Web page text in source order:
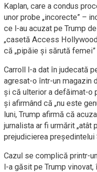
Kaplan, care a condus
unor probe „incorecte” –
ce l-au acuzat pe Trump
„casetă Access
că „pipăie şi sărută
Carroll l-a dat în judecată
agresat-o într-un magazin
şi că ulterior a defăimat-o
şi afirmând că „nu este
luni, Trump afirmă că
jurnalista ar fi urmărit „atât
prejudicierea preşedintelui
Cazul se complică printr-
l-a găsit pe Trump